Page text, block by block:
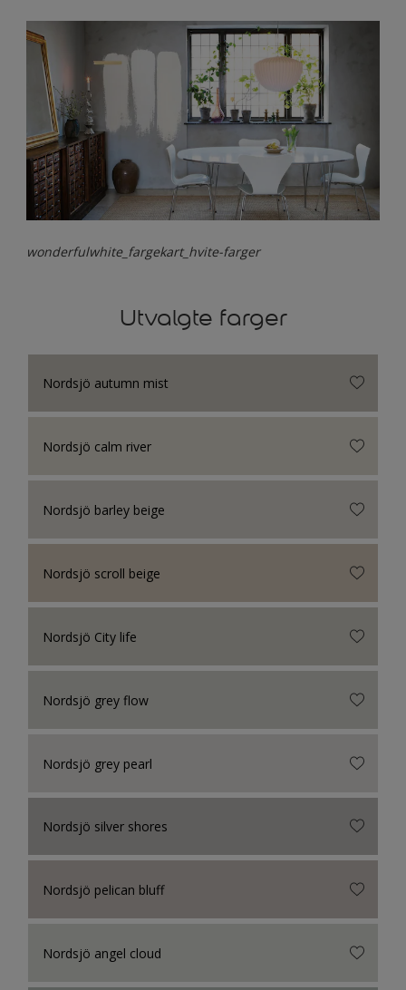
wonderfulwhite_fargekart_hvite-farger
Utvalgte farger
Nordsjö autumn mist
Nordsjö calm river
Nordsjö barley beige
Nordsjö scroll beige
Nordsjö City life
Nordsjö grey flow
Nordsjö grey pearl
Nordsjö silver shores
Nordsjö pelican bluff
Nordsjö angel cloud